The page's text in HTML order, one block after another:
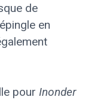
de
en
pour Inonder